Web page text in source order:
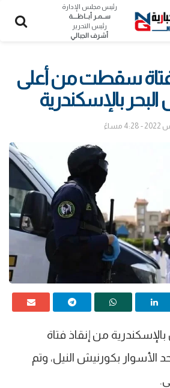
رئيس مجلس الإدارة
ســمـر أبــاظــــة
رئيس التحرير
أشرف الجبالي
فتاة سقطت من أعلى
بالإسكندرية
من إنقاذ فتاة
بكورنيش النيل، وتم